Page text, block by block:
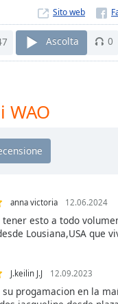
Sito web
Ascolta 0
WAO
anna victoria 12.06.2024
tener esto a todo
Lousiana,USA que
J.keilin J.J 12.09.2023
su progamacion en la